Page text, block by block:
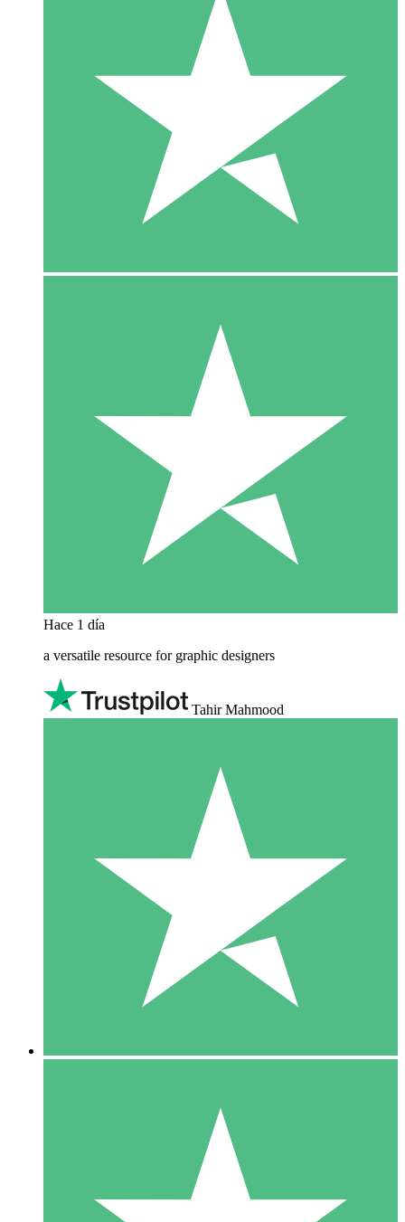
Hace 1 día
a versatile resource for graphic designers
Tahir Mahmood